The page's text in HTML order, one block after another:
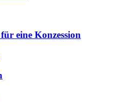
eine Konzession